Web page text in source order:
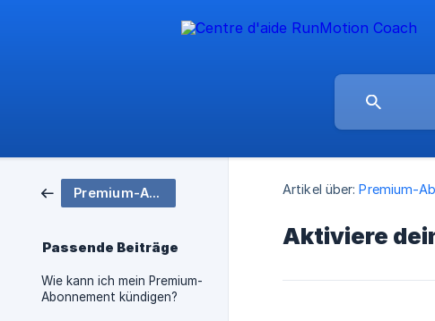
Premium-Abonnement
Passende Beiträge
Wie kann ich mein Premium-
Abonnement kündigen?
Artikel über: Premium-
Aktiviere